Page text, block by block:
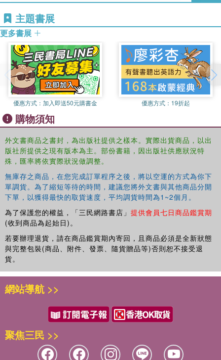
eBook version with links to procedural videos.
主題書展
更多書展
優惠方式： 加入即送50元購書金 優惠方式： 19折起
購物須知
外文書商品之書封，為出版社提供之樣本。實際出貨商品，以出
版社所提供之現有版本為主。部份書籍，因出版社供應狀況特
殊，匯率將依實際狀況做調整。
無庫存之商品，在您完成訂單程序之後，將以空運的方式為你下
單調貨。為了縮短等待的時間，建議您將外文書與其他商品分開
下單，以獲得最快的取貨速度，平均調貨時間為1~2個月。
為了保護您的權益，「三民網路書店」 提供會員七日商品鑑賞期
(收到商品為起始日)。
若要辦理退貨，請在商品鑑賞期內寄回，且商品必須是全新狀態
與完整包裝(商品、附件、發票、隨貨贈品等)否則恕不接受退
貨。
網站導航 >>
聚焦三民 >>